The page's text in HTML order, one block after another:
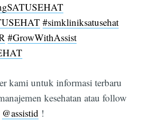
#simkliniksatusehat
#GrowWithAssist
kami untuk informasi terbaru
kesehatan atau follow
@assistid !